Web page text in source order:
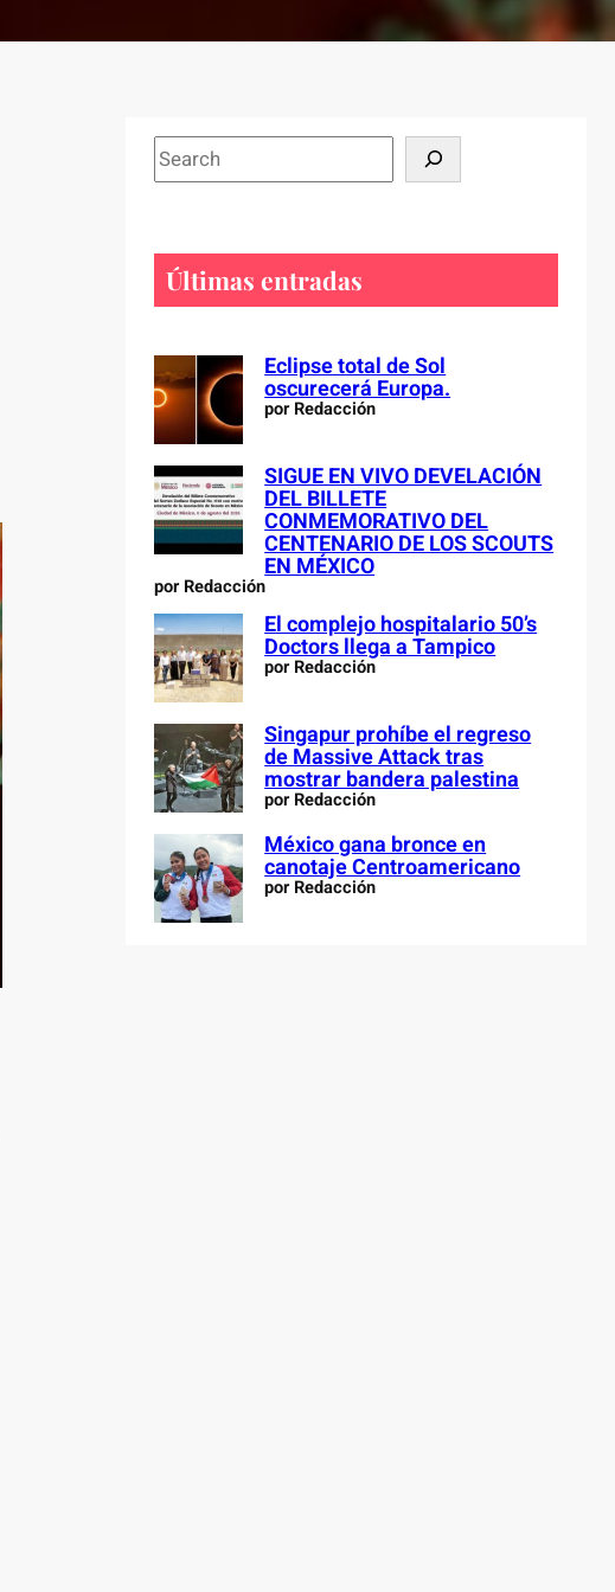
S
e
h
Últimas entradas
Eclipse total de Sol
oscurecerá Europa.
por Redacción
SIGUE EN VIVO DEVELACIÓN
DEL BILLETE
CONMEMORATIVO DEL
CENTENARIO DE LOS SCOUTS
EN MÉXICO
por Redacción
El complejo hospitalario 50’s
Doctors llega a Tampico
por Redacción
Singapur prohíbe el regreso
de Massive Attack tras
mostrar bandera palestina
por Redacción
México gana bronce en
canotaje Centroamericano
por Redacción